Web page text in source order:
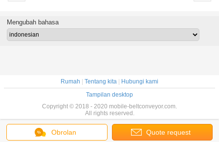
Obrolan Quote request
Mengubah bahasa
Rumah Tentang kita
Hubungi kami
Tampilan desktop
Copyright © 2018 - 2020 mobile-beltconveyor.com.
All rights reserved.